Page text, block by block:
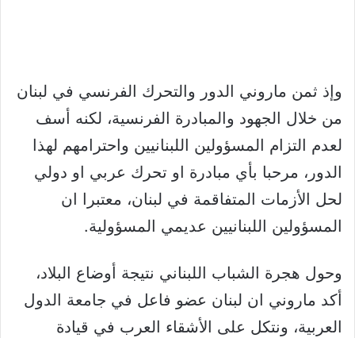
وإذ ثمن ماروني الدور والتحرك الفرنسي في لبنان
من خلال الجهود والمبادرة الفرنسية، لكنه أسف
لعدم التزام المسؤولين اللبنانيين واحترامهم لهذا
الدور، مرحبا بأي مبادرة او تحرك عربي او دولي
لحل الأزمات المتفاقمة في لبنان، معتبرا ان
المسؤولين اللبنانيين عديمي المسؤولية.
وحول هجرة الشباب اللبناني نتيجة أوضاع البلاد،
أكد ماروني ان لبنان عضو فاعل في جامعة الدول
العربية، ونتكل على الأشقاء العرب في قيادة